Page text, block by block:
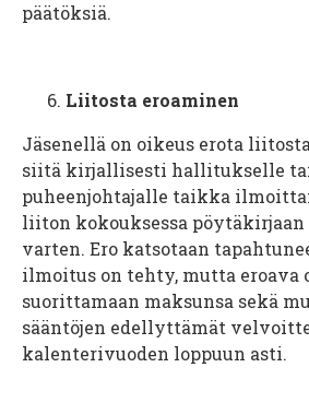
päätöksiä.
Liitosta eroaminen
Jäsenellä on oikeus erota
siitä kirjallisesti hallitukselle
puheenjohtajalle taikka
liiton kokouksessa
varten. Ero katsotaan
ilmoitus on tehty, mutta
suorittamaan maksunsa sekä
sääntöjen edellyttämät
kalenterivuoden loppuun asti.